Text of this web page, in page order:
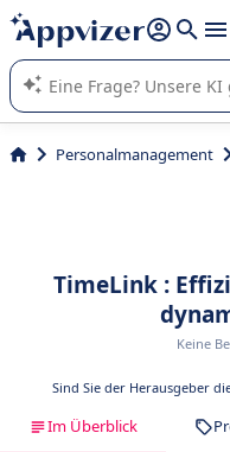
beantworten (mehrere
Die KI von Appvizer führt
von SaaS-Software in
Personalmanagement
TimeLink :
Keine
Sind Sie der Herausgeber
Im Überblick